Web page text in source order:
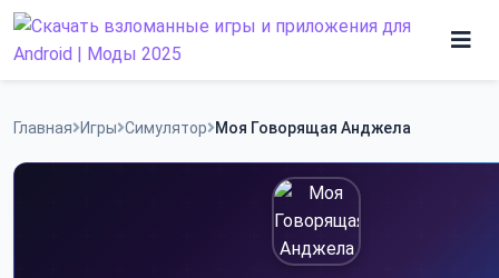
Skip
Программы
Главная Игры Симулятор Моя Говорящая Анджела